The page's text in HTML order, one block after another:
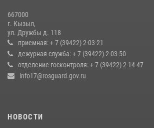
Кызылчанин поблагодарил сотрудников
оперативное реагирование в решении
17 июля 2026, 07:22 1
667000
г. Кызыл,
ул. Дружбы д. 118
приемная: + 7 (39422) 2-03-21
дежурная служба: + 7 (39422) 2-03-50
отделение госконтроля: + 7 (39422) 2-14-47
info17@rosguard.gov.ru
НОВОСТИ